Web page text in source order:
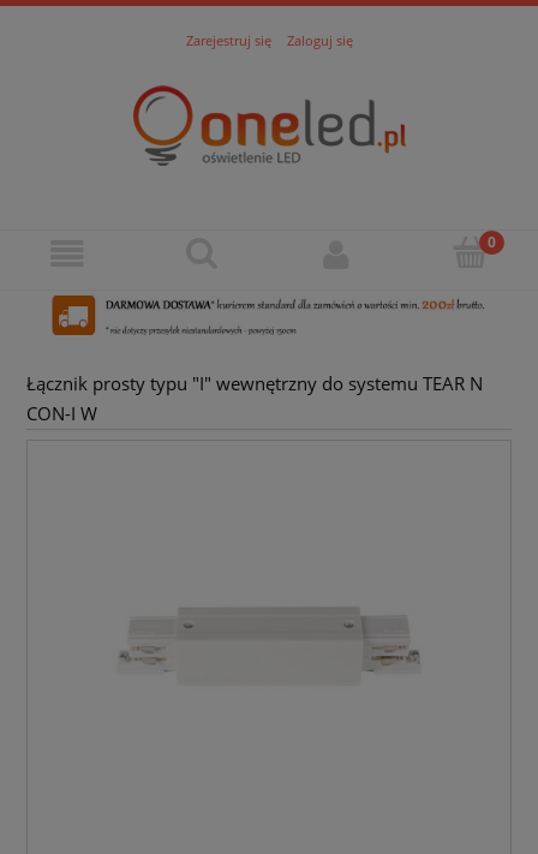
Zarejestruj się Zaloguj się
Łącznik prosty typu "I" wewnętrzny do systemu TEAR N
CON-I W